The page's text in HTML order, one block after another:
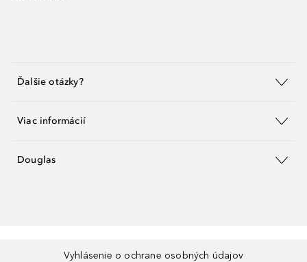
Ďalšie otázky?
Viac informácií
Douglas
Vyhlásenie o ochrane osobných údajov